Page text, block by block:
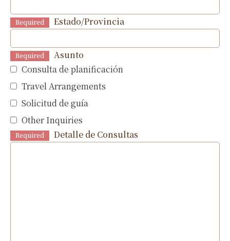
Required Estado/Provincia
Required
Asunto
Consulta de planificación
Travel Arrangements
Solicitud de guía
Other Inquiries
Required Detalle de Consultas